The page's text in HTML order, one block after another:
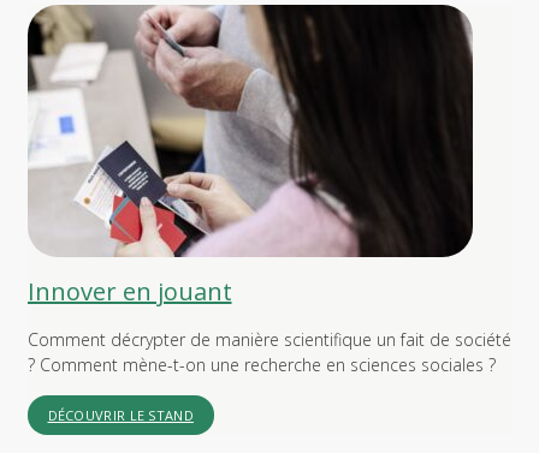
Innover en jouant
Comment décrypter de manière scientifique un fait de société
? Comment mène-t-on une recherche en sciences sociales ?
DÉCOUVRIR LE STAND